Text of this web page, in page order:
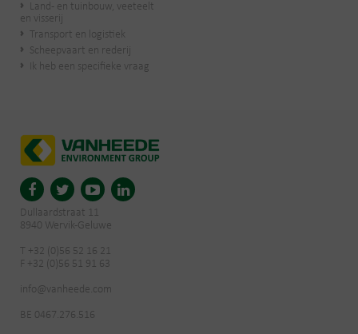
Land- en tuinbouw, veeteelt
en visserij
Transport en logistiek
Scheepvaart en rederij
Ik heb een specifieke vraag
Dullaardstraat 11
8940 Wervik-Geluwe
T +32 (0)56 52 16 21
F +32 (0)56 51 91 63
info@vanheede.com
BE 0467.276.516